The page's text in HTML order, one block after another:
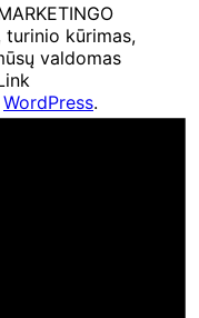
turinio kūrimas,
valdomas
WordPress.